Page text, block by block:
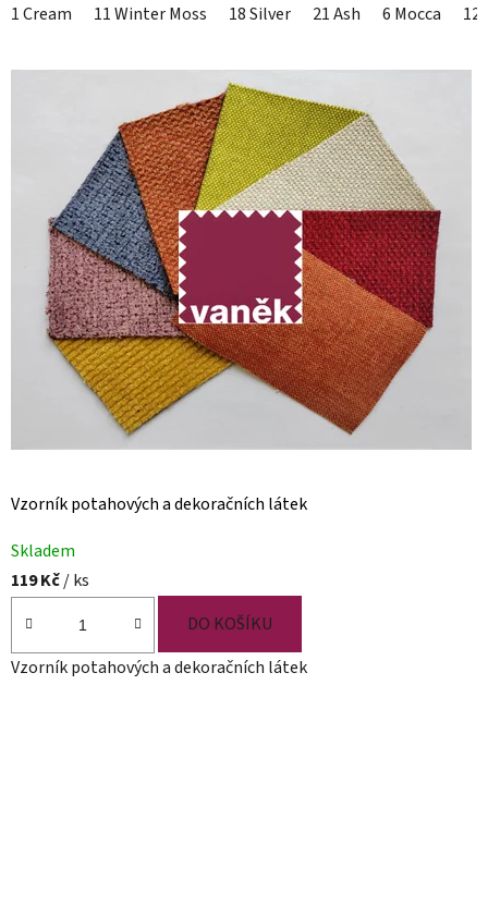
1 Cream 11 Winter Moss 18 Silver 21 Ash 6 Mocca 12
Vzorník potahových a dekoračních látek
Skladem
119 Kč/ ks
DO KOŠÍKU
Vzorník potahových a dekoračních látek